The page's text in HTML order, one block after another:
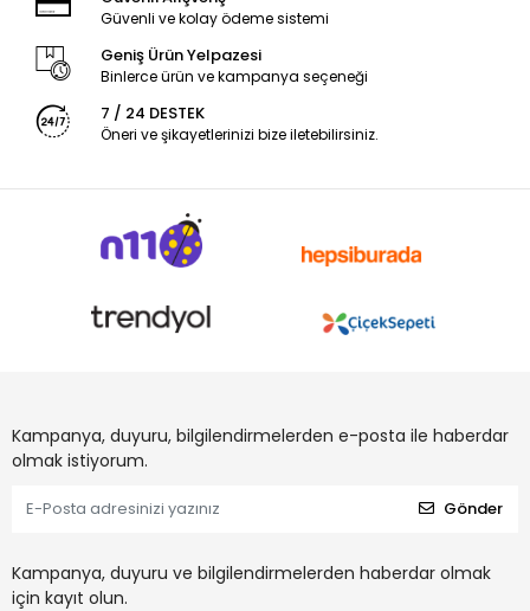
Güvenli ve kolay ödeme sistemi
Geniş Ürün Yelpazesi
Binlerce ürün ve kampanya seçeneği
7 / 24 DESTEK
Öneri ve şikayetlerinizi bize iletebilirsiniz.
Kampanya, duyuru, bilgilendirmelerden e-posta ile haberdar
olmak istiyorum.
Gönder
Kampanya, duyuru ve bilgilendirmelerden haberdar olmak
için kayıt olun.